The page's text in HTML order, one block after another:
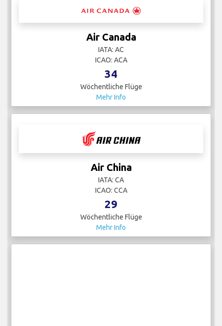
Air Canada
IATA: AC
ICAO: ACA
34
Wöchentliche Flüge
Mehr Info
Air China
IATA: CA
ICAO: CCA
29
Wöchentliche Flüge
Mehr Info